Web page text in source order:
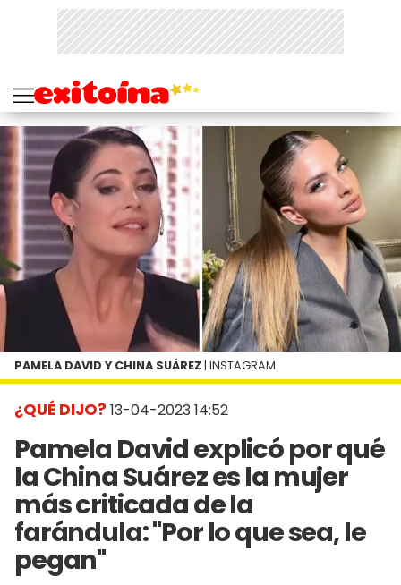
¿QUÉ DIJO? 13-04-2023 14:52
Pamela David explicó por qué
la China Suárez es la mujer
más criticada de la
farándula: "Por lo que sea, le
pegan"
PAMELA DAVID Y CHINA SUÁREZ | INSTAGRAM